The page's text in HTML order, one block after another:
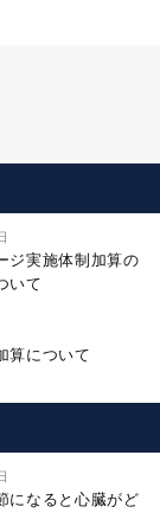
ジ実施体制加算の
いて
算について
になると心臓がど